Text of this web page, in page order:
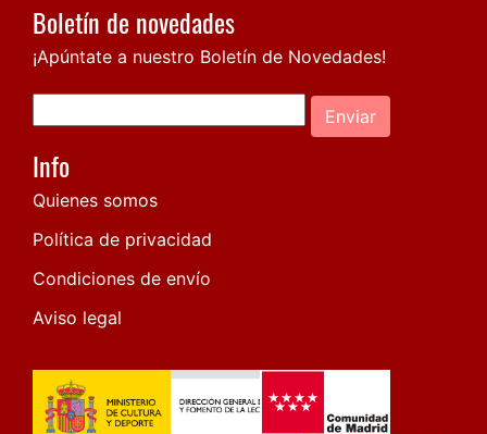
Boletín de novedades
¡Apúntate a nuestro Boletín de Novedades!
Enviar
Info
Quienes somos
Política de privacidad
Condiciones de envío
Aviso legal